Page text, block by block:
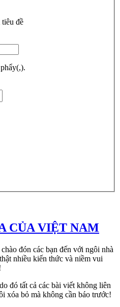
đề
CỦA VIỆT NAM
chào đón các bạn đến với ngôi nhà
nhiều kiến thức và niềm vui
đó tất cả các bài viết không liên
xóa bỏ mà không cần báo trước!